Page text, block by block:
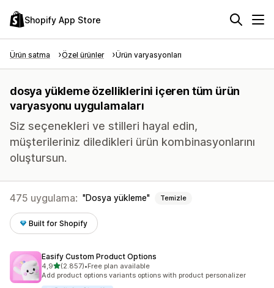
Shopify App Store
Ürün satma Özel ürünler Ürün varyasyonları
dosya yükleme özelliklerini içeren tüm ürün
varyasyonu uygulamaları
Siz seçenekleri ve stilleri hayal edin,
müşterileriniz diledikleri ürün kombinasyonlarını
oluştursun.
475 uygulama: Dosya yükleme Temizle
Built for Shopify
Easify Custom Product Options
4,95 yıldız üzerinden
(2.857)
toplam 2857 değerlendirme
•Free plan available
Add product options variants options with product personalizer